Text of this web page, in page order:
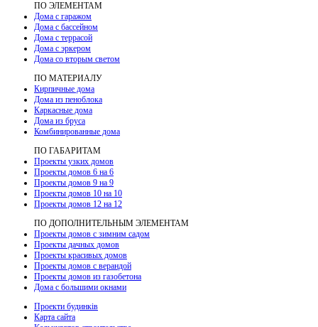
ПО ЭЛЕМЕНТАМ
Дома с гаражом
Дома с бассейном
Дома с террасой
Дома с эркером
Дома со вторым светом
ПО МАТЕРИАЛУ
Кирпичные дома
Дома из пеноблока
Каркасные дома
Дома из бруса
Комбинированные дома
ПО ГАБАРИТАМ
Проекты узких домов
Проекты домов 6 на 6
Проекты домов 9 на 9
Проекты домов 10 на 10
Проекты домов 12 на 12
ПО ДОПОЛНИТЕЛЬНЫМ ЭЛЕМЕНТАМ
Проекты домов с зимним садом
Проекты дачных домов
Проекты красивых домов
Проекты домов с верандой
Проекты домов из газобетона
Дома с большими окнами
Проекти будинків
Карта сайта